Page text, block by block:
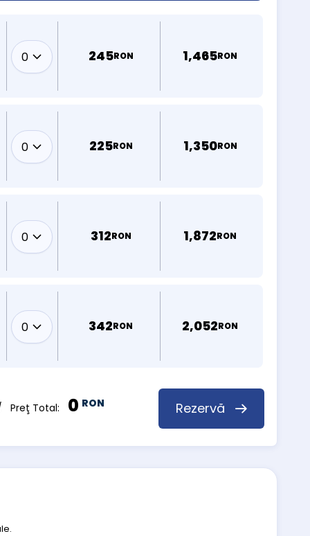
245RON 1,465RON
225RON 1,350RON
312RON 1,872RON
342RON 2,052RON
Preţ Total: 0 RON Rezervă